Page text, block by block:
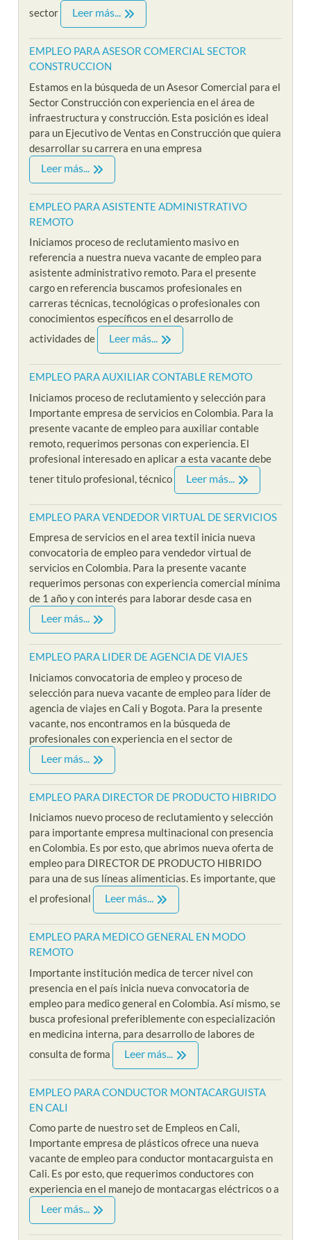
sector Leer más...
EMPLEO PARA ASESOR COMERCIAL SECTOR
CONSTRUCCION
Estamos en la búsqueda de un Asesor Comercial para el
Sector Construcción con experiencia en el área de
infraestructura y construcción. Esta posición es ideal
para un Ejecutivo de Ventas en Construcción que quiera
desarrollar su carrera en una empresa
Leer más...
EMPLEO PARA ASISTENTE ADMINISTRATIVO
REMOTO
Iniciamos proceso de reclutamiento masivo en
referencia a nuestra nueva vacante de empleo para
asistente administrativo remoto. Para el presente
cargo en referencia buscamos profesionales en
carreras técnicas, tecnológicas o profesionales con
conocimientos específicos en el desarrollo de
actividades de
Leer más...
EMPLEO PARA AUXILIAR CONTABLE REMOTO
Iniciamos proceso de reclutamiento y selección para
Importante empresa de servicios en Colombia. Para la
presente vacante de empleo para auxiliar contable
remoto, requerimos personas con experiencia. El
profesional interesado en aplicar a esta vacante debe
tener titulo profesional, técnico
Leer más...
EMPLEO PARA VENDEDOR VIRTUAL DE SERVICIOS
Empresa de servicios en el area textil inicia nueva
convocatoria de empleo para vendedor virtual de
servicios en Colombia. Para la presente vacante
requerimos personas con experiencia comercial mínima
de 1 año y con interés para laborar desde casa en
Leer más...
EMPLEO PARA LIDER DE AGENCIA DE VIAJES
Iniciamos convocatoria de empleo y proceso de
selección para nueva vacante de empleo para líder de
agencia de viajes en Cali y Bogota. Para la presente
vacante, nos encontramos en la búsqueda de
profesionales con experiencia en el sector de
Leer más...
EMPLEO PARA DIRECTOR DE PRODUCTO HIBRIDO
Iniciamos nuevo proceso de reclutamiento y selección
para importante empresa multinacional con presencia
en Colombia. Es por esto, que abrimos nueva oferta de
empleo para DIRECTOR DE PRODUCTO HIBRIDO
para una de sus líneas alimenticias. Es importante, que
el profesional
Leer más...
EMPLEO PARA MEDICO GENERAL EN MODO
REMOTO
Importante institución medica de tercer nivel con
presencia en el país inicia nueva convocatoria de
empleo para medico general en Colombia. Así mismo, se
busca profesional preferiblemente con especialización
en medicina interna, para desarrollo de labores de
consulta de forma
Leer más...
EMPLEO PARA CONDUCTOR MONTACARGUISTA
EN CALI
Como parte de nuestro set de Empleos en Cali,
Importante empresa de plásticos ofrece una nueva
vacante de empleo para conductor montacarguista en
Cali. Es por esto, que requerimos conductores con
experiencia en el manejo de montacargas eléctricos o a
Leer más...